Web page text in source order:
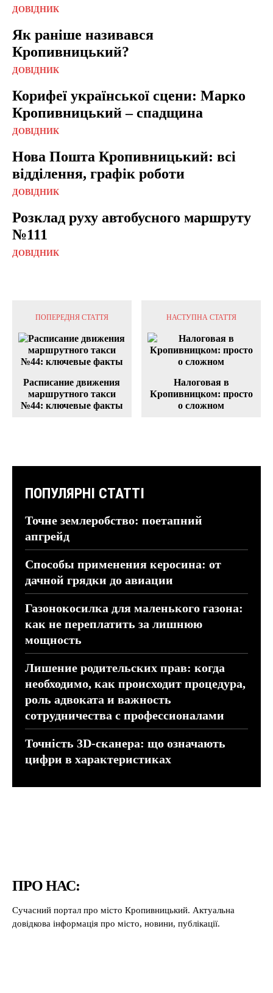
ДОВІДНИК
Як раніше називався
Кропивницький?
ДОВІДНИК
Корифеї української сцени: Марко
Кропивницький – спадщина
ДОВІДНИК
Нова Пошта Кропивницький: всі
відділення, графік роботи
ДОВІДНИК
Розклад руху автобусного маршруту
№111
ДОВІДНИК
ПОПЕРЕДНЯ СТАТТЯ
Расписание движения
маршрутного такси
№44: ключевые факты
НАСТУПНА СТАТТЯ
Налоговая в
Кропивницком: просто
о сложном
ПОПУЛЯРНІ СТАТТІ
Точне землеробство: поетапний
апгрейд
Способы применения керосина: от
дачной грядки до авиации
Газонокосилка для маленького газона:
как не переплатить за лишнюю
мощность
Лишение родительских прав: когда
необходимо, как происходит процедура,
роль адвоката и важность
сотрудничества с профессионалами
Точність 3D-сканера: що означають
цифри в характеристиках
ПРО НАС:
Сучасний портал про місто Кропивницький. Актуальна
довідкова інформація про місто, новини, публікації.